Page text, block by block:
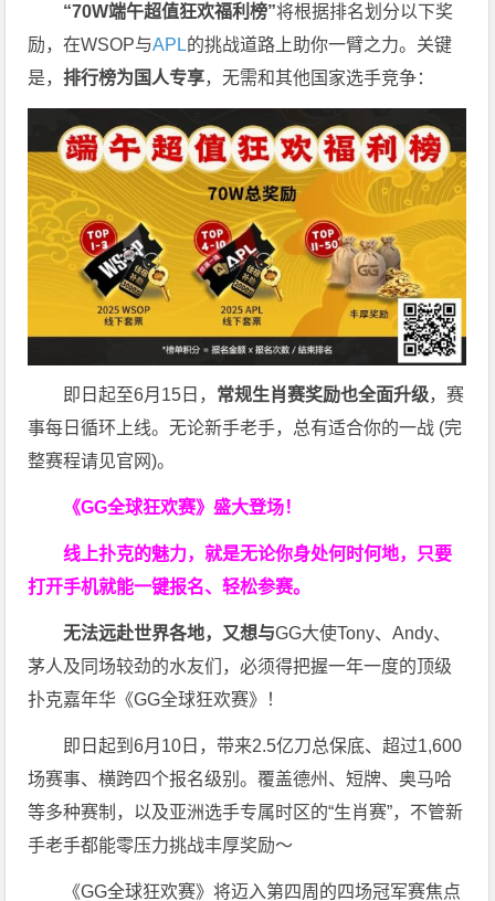
“70W端午超值狂欢福利榜”将根据排名划分以下奖
励，在WSOP与APL的挑战道路上助你一臂之力。 关键
是，排行榜为国人专享，无需和其他国家选手竞争：
即日起至6月15日， 常规生肖赛奖励也全面升级，赛
事每日循环上线。无论新手老手，总有适合你的一战 (完
整赛程请见官网)。
《GG全球狂欢赛》盛大登场！
线上扑克的魅力，就是无论你身处何时何地，只要
打开手机就能一键报名、轻松参赛。
无法远赴世界各地，又想与GG大使Tony、Andy、
茅人及同场较劲的水友们，必须得把握一年一度的顶级
扑克嘉年华《GG全球狂欢赛》！
即日起到6月10日，带来2.5亿刀总保底、超过1,600
场赛事、横跨四个报名级别。覆盖德州、短牌、奥马哈
等多种赛制，以及亚洲选手专属时区的“生肖赛”，不管新
手老手都能零压力挑战丰厚奖励～
《GG全球狂欢赛》将迈入第四周的四场冠军赛焦点